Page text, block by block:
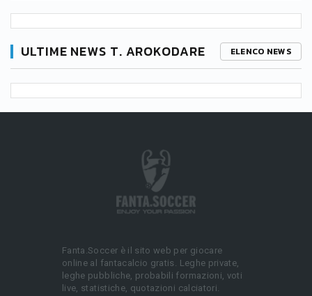
ULTIME NEWS T. AROKODARE ELENCO NEWS
Fanta.Soccer è il sito web per giocare
online al fantacalcio gratis. Leghe private,
leghe pubbliche, probabili formazioni, voti
live, statistiche, quotazioni calciatori.